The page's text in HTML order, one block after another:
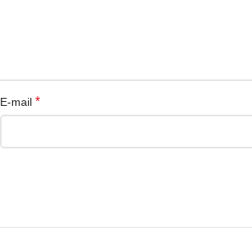
E-mail *